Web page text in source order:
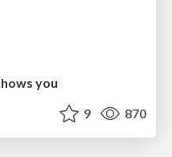
you
9 870